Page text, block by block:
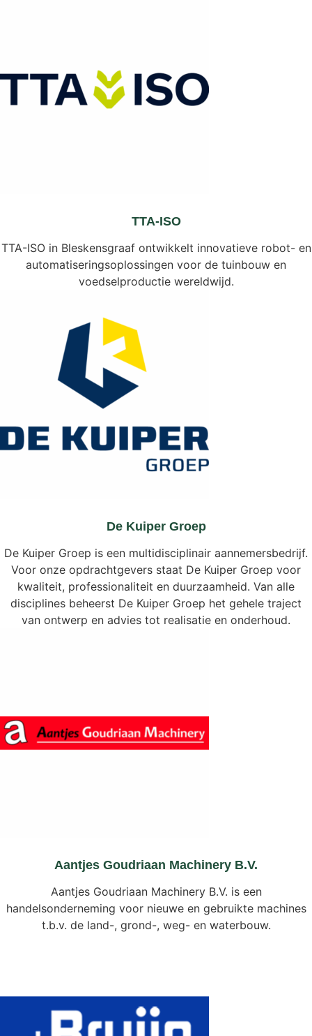
TTA-ISO
TTA-ISO in Bleskensgraaf ontwikkelt innovatieve robot- en
automatiseringsoplossingen voor de tuinbouw en
voedselproductie wereldwijd.
De Kuiper Groep
De Kuiper Groep is een multidisciplinair aannemersbedrijf.
Voor onze opdrachtgevers staat De Kuiper Groep voor
kwaliteit, professionaliteit en duurzaamheid. Van alle
disciplines beheerst De Kuiper Groep het gehele traject
van ontwerp en advies tot realisatie en onderhoud.
Aantjes Goudriaan Machinery B.V.
Aantjes Goudriaan Machinery B.V. is een
handelsonderneming voor nieuwe en gebruikte machines
t.b.v. de land-, grond-, weg- en waterbouw.